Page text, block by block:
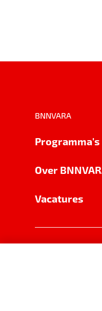
BNNVARA
Programma's
Over
Vacatures